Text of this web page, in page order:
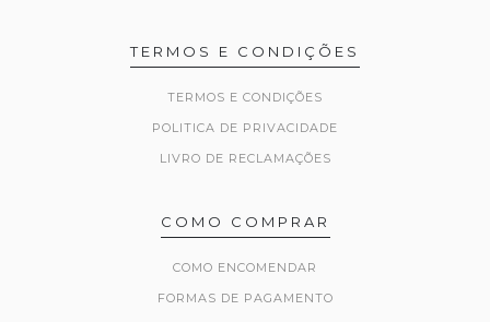
TERMOS E CONDIÇÕES
TERMOS E CONDIÇÕES
POLITICA DE PRIVACIDADE
LIVRO DE RECLAMAÇÕES
COMO COMPRAR
COMO ENCOMENDAR
FORMAS DE PAGAMENTO